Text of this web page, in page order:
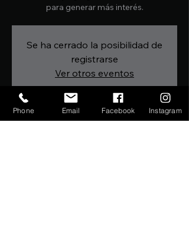
para generar más interés.
Se ha cerrado la posibilidad de
registrarse
Ver otros eventos
Horario y ubicación
Phone Email Facebook Instagram